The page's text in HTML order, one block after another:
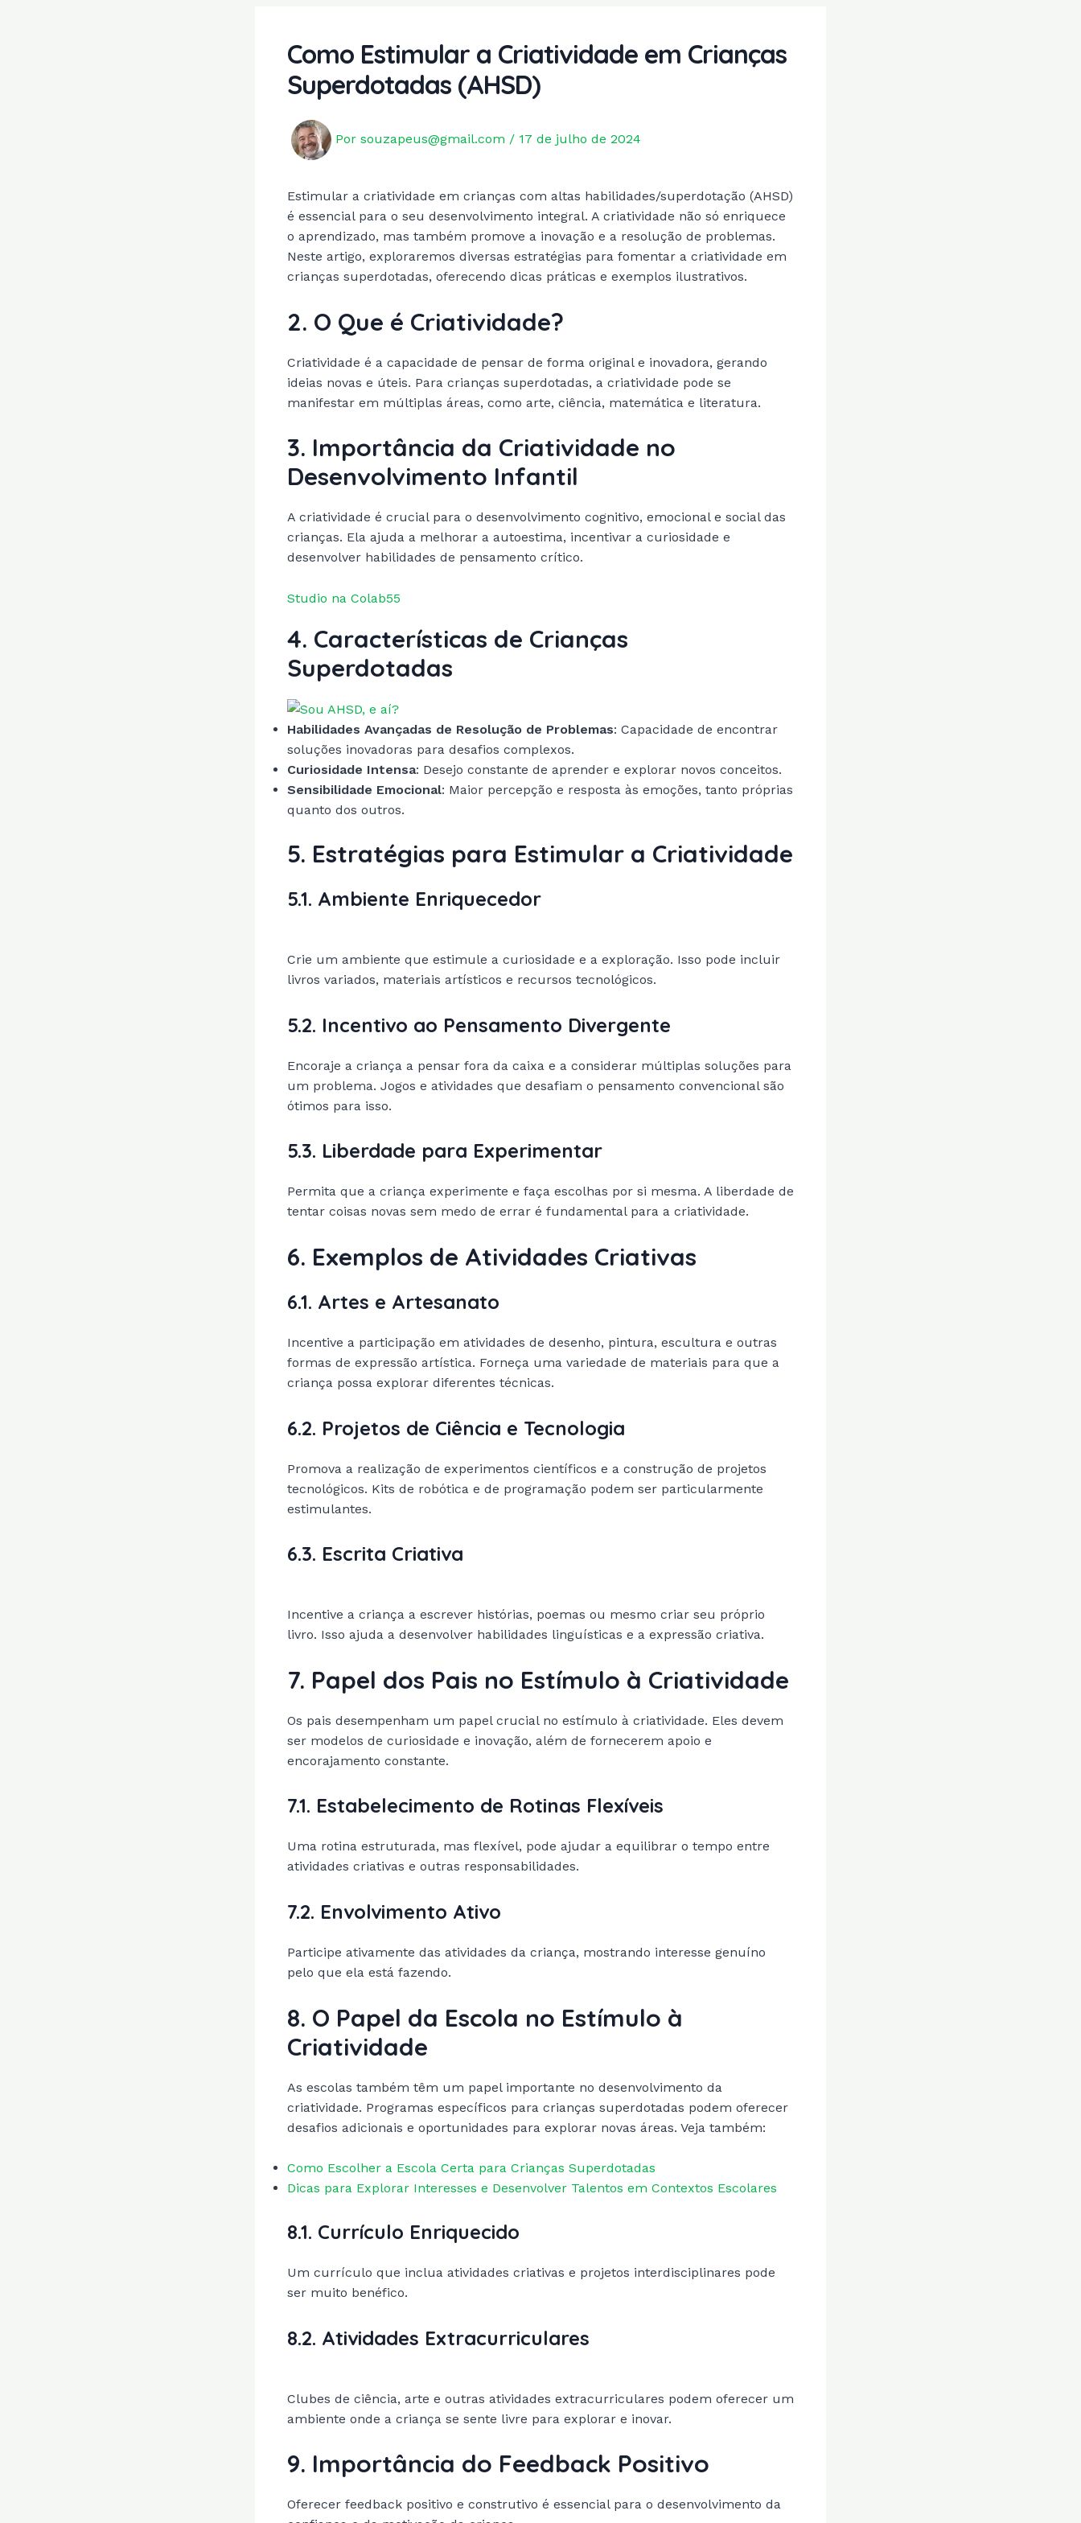
Como Estimular a Criatividade em Crianças
Superdotadas (AHSD)
Por souzapeus@gmail.com / 17 de julho de 2024
Estimular a criatividade em crianças com altas habilidades/superdotação (AHSD)
é essencial para o seu desenvolvimento integral. A criatividade não só enriquece
o aprendizado, mas também promove a inovação e a resolução de problemas.
Neste artigo, exploraremos diversas estratégias para fomentar a criatividade em
crianças superdotadas, oferecendo dicas práticas e exemplos ilustrativos.
2. O Que é Criatividade?
Criatividade é a capacidade de pensar de forma original e inovadora, gerando
ideias novas e úteis. Para crianças superdotadas, a criatividade pode se
manifestar em múltiplas áreas, como arte, ciência, matemática e literatura.
3. Importância da Criatividade no
Desenvolvimento Infantil
A criatividade é crucial para o desenvolvimento cognitivo, emocional e social das
crianças. Ela ajuda a melhorar a autoestima, incentivar a curiosidade e
desenvolver habilidades de pensamento crítico.
Studio na Colab55
4. Características de Crianças
Superdotadas
Habilidades Avançadas de Resolução de Problemas: Capacidade de encontrar
soluções inovadoras para desafios complexos.
Curiosidade Intensa: Desejo constante de aprender e explorar novos conceitos.
Sensibilidade Emocional: Maior percepção e resposta às emoções, tanto próprias
quanto dos outros.
5. Estratégias para Estimular a Criatividade
5.1. Ambiente Enriquecedor
Crie um ambiente que estimule a curiosidade e a exploração. Isso pode incluir
livros variados, materiais artísticos e recursos tecnológicos.
5.2. Incentivo ao Pensamento Divergente
Encoraje a criança a pensar fora da caixa e a considerar múltiplas soluções para
um problema. Jogos e atividades que desafiam o pensamento convencional são
ótimos para isso.
5.3. Liberdade para Experimentar
Permita que a criança experimente e faça escolhas por si mesma. A liberdade de
tentar coisas novas sem medo de errar é fundamental para a criatividade.
6. Exemplos de Atividades Criativas
6.1. Artes e Artesanato
Incentive a participação em atividades de desenho, pintura, escultura e outras
formas de expressão artística. Forneça uma variedade de materiais para que a
criança possa explorar diferentes técnicas.
6.2. Projetos de Ciência e Tecnologia
Promova a realização de experimentos científicos e a construção de projetos
tecnológicos. Kits de robótica e de programação podem ser particularmente
estimulantes.
6.3. Escrita Criativa
Incentive a criança a escrever histórias, poemas ou mesmo criar seu próprio
livro. Isso ajuda a desenvolver habilidades linguísticas e a expressão criativa.
7. Papel dos Pais no Estímulo à Criatividade
Os pais desempenham um papel crucial no estímulo à criatividade. Eles devem
ser modelos de curiosidade e inovação, além de fornecerem apoio e
encorajamento constante.
7.1. Estabelecimento de Rotinas Flexíveis
Uma rotina estruturada, mas flexível, pode ajudar a equilibrar o tempo entre
atividades criativas e outras responsabilidades.
7.2. Envolvimento Ativo
Participe ativamente das atividades da criança, mostrando interesse genuíno
pelo que ela está fazendo.
8. O Papel da Escola no Estímulo à
Criatividade
As escolas também têm um papel importante no desenvolvimento da
criatividade. Programas específicos para crianças superdotadas podem oferecer
desafios adicionais e oportunidades para explorar novas áreas. Veja também:
Como Escolher a Escola Certa para Crianças Superdotadas
Dicas para Explorar Interesses e Desenvolver Talentos em Contextos Escolares
8.1. Currículo Enriquecido
Um currículo que inclua atividades criativas e projetos interdisciplinares pode
ser muito benéfico.
8.2. Atividades Extracurriculares
Clubes de ciência, arte e outras atividades extracurriculares podem oferecer um
ambiente onde a criança se sente livre para explorar e inovar.
9. Importância do Feedback Positivo
Oferecer feedback positivo e construtivo é essencial para o desenvolvimento da